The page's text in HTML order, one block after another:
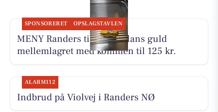
SPONSORERET OPSLAGSTAVLEN
MENY Randers tilbyder Allans guld
mellemlagret med kommen til 125 kr.
ALARM112
Indbrud på Violvej i Randers NØ